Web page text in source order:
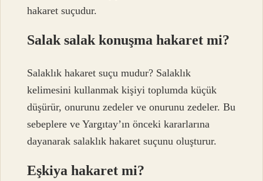
hakaret suçudur.
Salak salak konuşma hakaret mi?
Salaklık hakaret suçu mudur? Salaklık
kelimesini kullanmak kişiyi toplumda küçük
düşürür, onurunu zedeler ve onurunu zedeler. Bu
sebeplere ve Yargıtay’ın önceki kararlarına
dayanarak salaklık hakaret suçunu oluşturur.
Eşkiya hakaret mi?